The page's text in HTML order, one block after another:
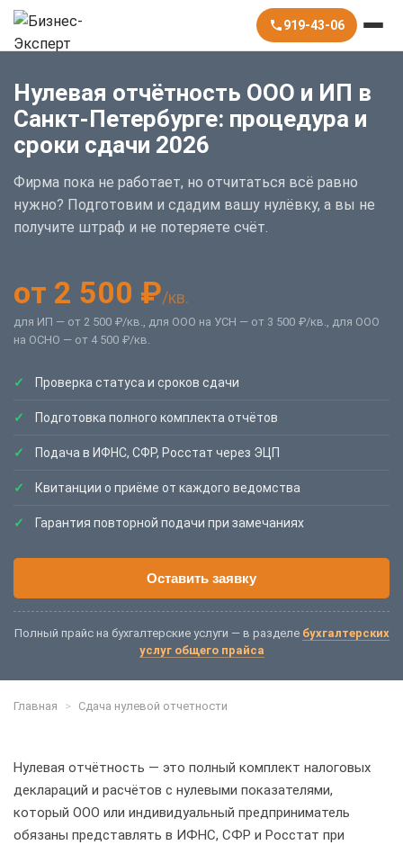
919-43-06
Нулевая отчётность ООО и ИП в
Санкт-Петербурге: процедура и
сроки сдачи 2026
Фирма пока не работает, но отчитаться всё равно
нужно? Подготовим и сдадим вашу нулёвку, а вы не
получите штраф и не потеряете счёт.
от 2 500 ₽/кв.
для ИП — от 2 500 ₽/кв., для ООО на УСН — от 3 500 ₽/кв., для ООО
на ОСНО — от 4 500 ₽/кв.
Проверка статуса и сроков сдачи
Подготовка полного комплекта отчётов
Подача в ИФНС, СФР, Росстат через ЭЦП
Квитанции о приёме от каждого ведомства
Гарантия повторной подачи при замечаниях
Оставить заявку
Полный прайс на бухгалтерские услуги — в разделе бухгалтерских
услуг общего прайса
Главная > Сдача нулевой отчетности
Нулевая отчётность — это полный комплект налоговых
деклараций и расчётов с нулевыми показателями,
который ООО или индивидуальный предприниматель
обязаны представлять в ИФНС, СФР и Росстат при